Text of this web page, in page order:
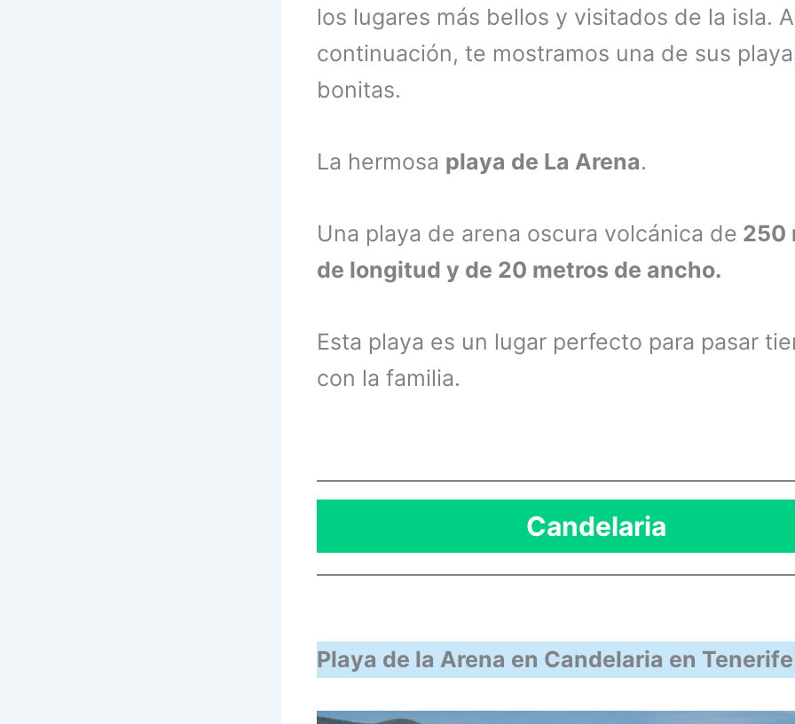
los lugares más bellos y visitados de la isla. A
continuación, te mostramos una de sus
bonitas.
La hermosa playa de La Arena.
Una playa de arena oscura volcánica de 250
de longitud y de 20 metros de ancho.
Esta playa es un lugar perfecto para pasar
con la familia.
Candelaria
Playa de la Arena en Candelaria en